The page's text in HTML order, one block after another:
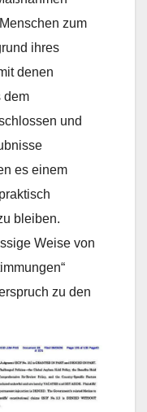
zum
ihres
denen
dem
und
es einem
bleiben.
Weise von
zu den